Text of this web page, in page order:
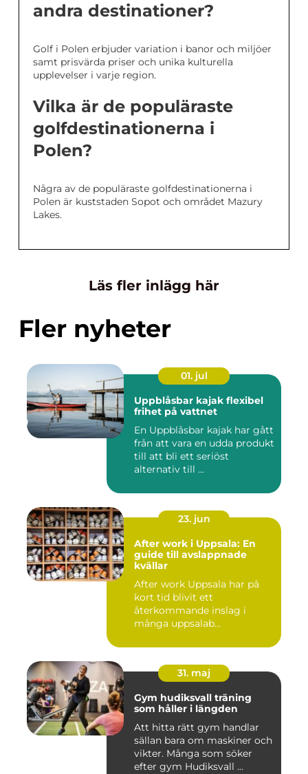
andra destinationer?
Golf i Polen erbjuder variation i banor och miljöer
samt prisvärda priser och unika kulturella
upplevelser i varje region.
Vilka är de populäraste
golfdestinationerna i
Polen?
Några av de populäraste golfdestinationerna i
Polen är kuststaden Sopot och området Mazury
Lakes.
Läs fler inlägg här
Fler nyheter
01. jul
Uppblåsbar kajak flexibel
frihet på vattnet
En Uppblåsbar kajak har gått
från att vara en udda produkt
till att bli ett seriöst
alternativ till ...
23. jun
After work i Uppsala: En
guide till avslappnade
kvällar
After work Uppsala har på
kort tid blivit ett
återkommande inslag i
många uppsalab...
31. maj
Gym hudiksvall träning
som håller i längden
Att hitta rätt gym handlar
sällan bara om maskiner och
vikter. Många som söker
efter gym Hudiksvall ...